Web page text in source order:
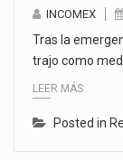
INCOMEX
Tras la
trajo como
LEER MÁS
Posted in